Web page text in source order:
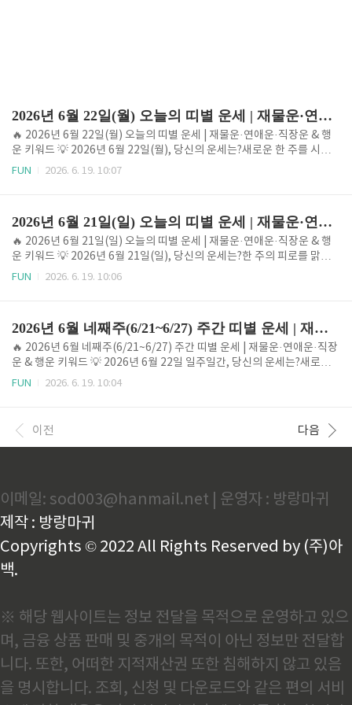
2026년 6월 22일(월) 오늘의 띠별 운세 | 재물운·연애운·직장운 & 행운 키워드
🔥 2026년 6월 22일(월) 오늘의 띠별 운세 | 재물운·연애운·직장운 & 행
운 키워드 💡 2026년 6월 22일(월), 당신의 운세는?새로운 한 주를 시작
하는 월요일 아침이 밝았습니다. 유독 몸이 무겁고 이번 주를 어떻게 헤쳐
다.오늘 하루의 전반적인 기운은 흐트러진 균형을 바로잡고 안정적인 기반
을 다지기에 가장 이상적인 흐름을 보이고 있습니다. 무리하게 속도를 내
기보다는 내 주변의 상황을 한 번 더 점검하고 차분하게 마음을 가다듬을
FUN 2026. 6. 19. 10:07
2026년 6월 21일(일) 오늘의 띠별 운세 | 재물운·연애운·직장운 & 행운 키워드
🔥 2026년 6월 21일(일) 오늘의 띠별 운세 | 재물운·연애운·직장운 & 행
운 키워드 💡 2026년 6월 21일(일), 당신의 운세는?한 주의 피로를 맑게
씻어내고 새로운 에너지를 충전하는 복된 주말, 2026년 6월 21일 일요일
마음의 쉼표를 찍어줄 수 있는 최고의 시간입니다. 오늘 하루를 지배하는
가장 핵심적인 기운의 키워드는 '안정과 유대감'입니다. 무언가를 새로 시
작하거나 억지로 추진하기보다는, 내 주변을 정돈하고 소중한 사람들과 따
FUN 2026. 6. 19. 10:06
2026년 6월 네째주(6/21~6/27) 주간 띠별 운세 | 재물운·연애운·직장운 & 행운 키워드
🔥 2026년 6월 네째주(6/21~6/27) 주간 띠별 운세 | 재물운·연애운·직장
운 & 행운 키워드 💡 2026년 6월 22일 일주일간, 당신의 운세는?새로운
한 주를 마주하며 이번 주에는 나에게 어떤 변화와 기회가 찾아올지 설렘
계실지도 모르겠습니다. 계절의 푸르름이 더해가는 6월의 네째주는 여러
분의 지친 마음을 따뜻하게 위로하고, 엉킨 실타래를 하나씩 풀어낼 수 있
FUN 2026. 6. 19. 10:04
이전 다음
이메일: sod003@hanmail.net | 운영자 : 방랑마귀
제작 : 방랑마귀
Copyrights © 2022 All Rights Reserved by (주)아
백.
※ 해당 웹사이트는 정보 전달을 목적으로 운영하고 있으
며, 금융 상품 판매 및 중개의 목적이 아닌 정보만 전달합
니다. 또한, 어떠한 지적재산권 또한 침해하지 않고 있음
을 명시합니다. 조회, 신청 및 다운로드와 같은 편의 서비